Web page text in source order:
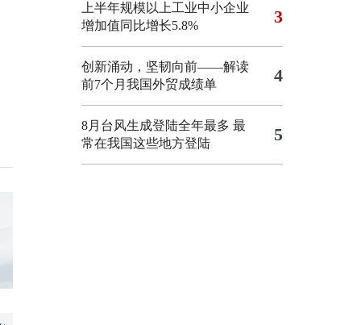
上半年规模以上工业中小企业
增加值同比增长5.8%
3
创新涌动，坚韧向前——解读
前7个月我国外贸成绩单
4
8月台风生成登陆全年最多 最
常在我国这些地方登陆
5